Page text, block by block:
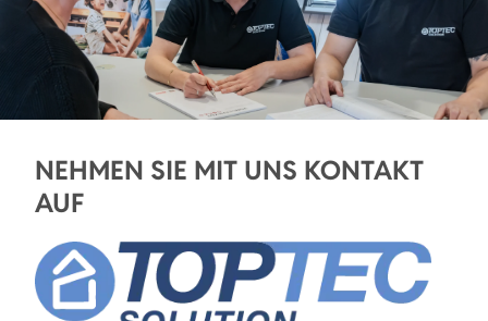
NEHMEN SIE MIT UNS KONTAKT
AUF